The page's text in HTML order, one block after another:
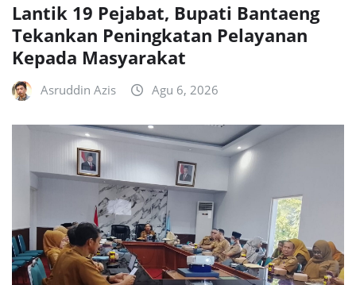
Lantik 19 Pejabat, Bupati Bantaeng
Tekankan Peningkatan Pelayanan
Kepada Masyarakat
Asruddin Azis Agu 6, 2026